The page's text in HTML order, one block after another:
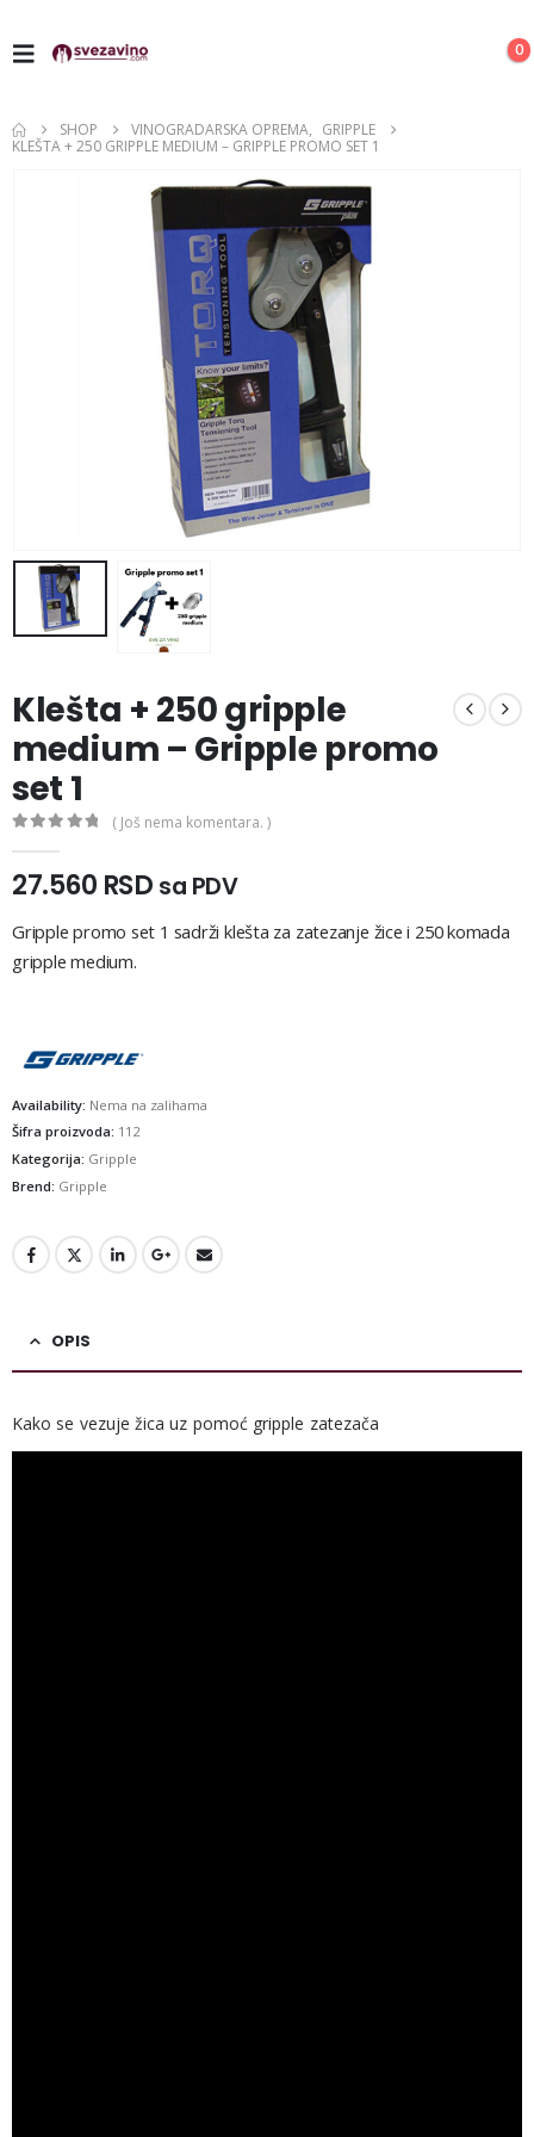
0
SHOP VINOGRADARSKA OPREMA, GRIPPLE
KLEŠTA + 250 GRIPPLE MEDIUM – GRIPPLE PROMO SET 1
Klešta + 250 gripple
medium – Gripple promo
set 1
( Još nema komentara. )
27.560 RSD sa PDV
Gripple promo set 1 sadrži klešta za zatezanje žice i 250 komada
gripple medium.
Availability: Nema na zalihama
Šifra proizvoda: 112
Kategorija: Gripple
Brend: Gripple
OPIS
Kako se vezuje žica uz pomoć gripple zatezača